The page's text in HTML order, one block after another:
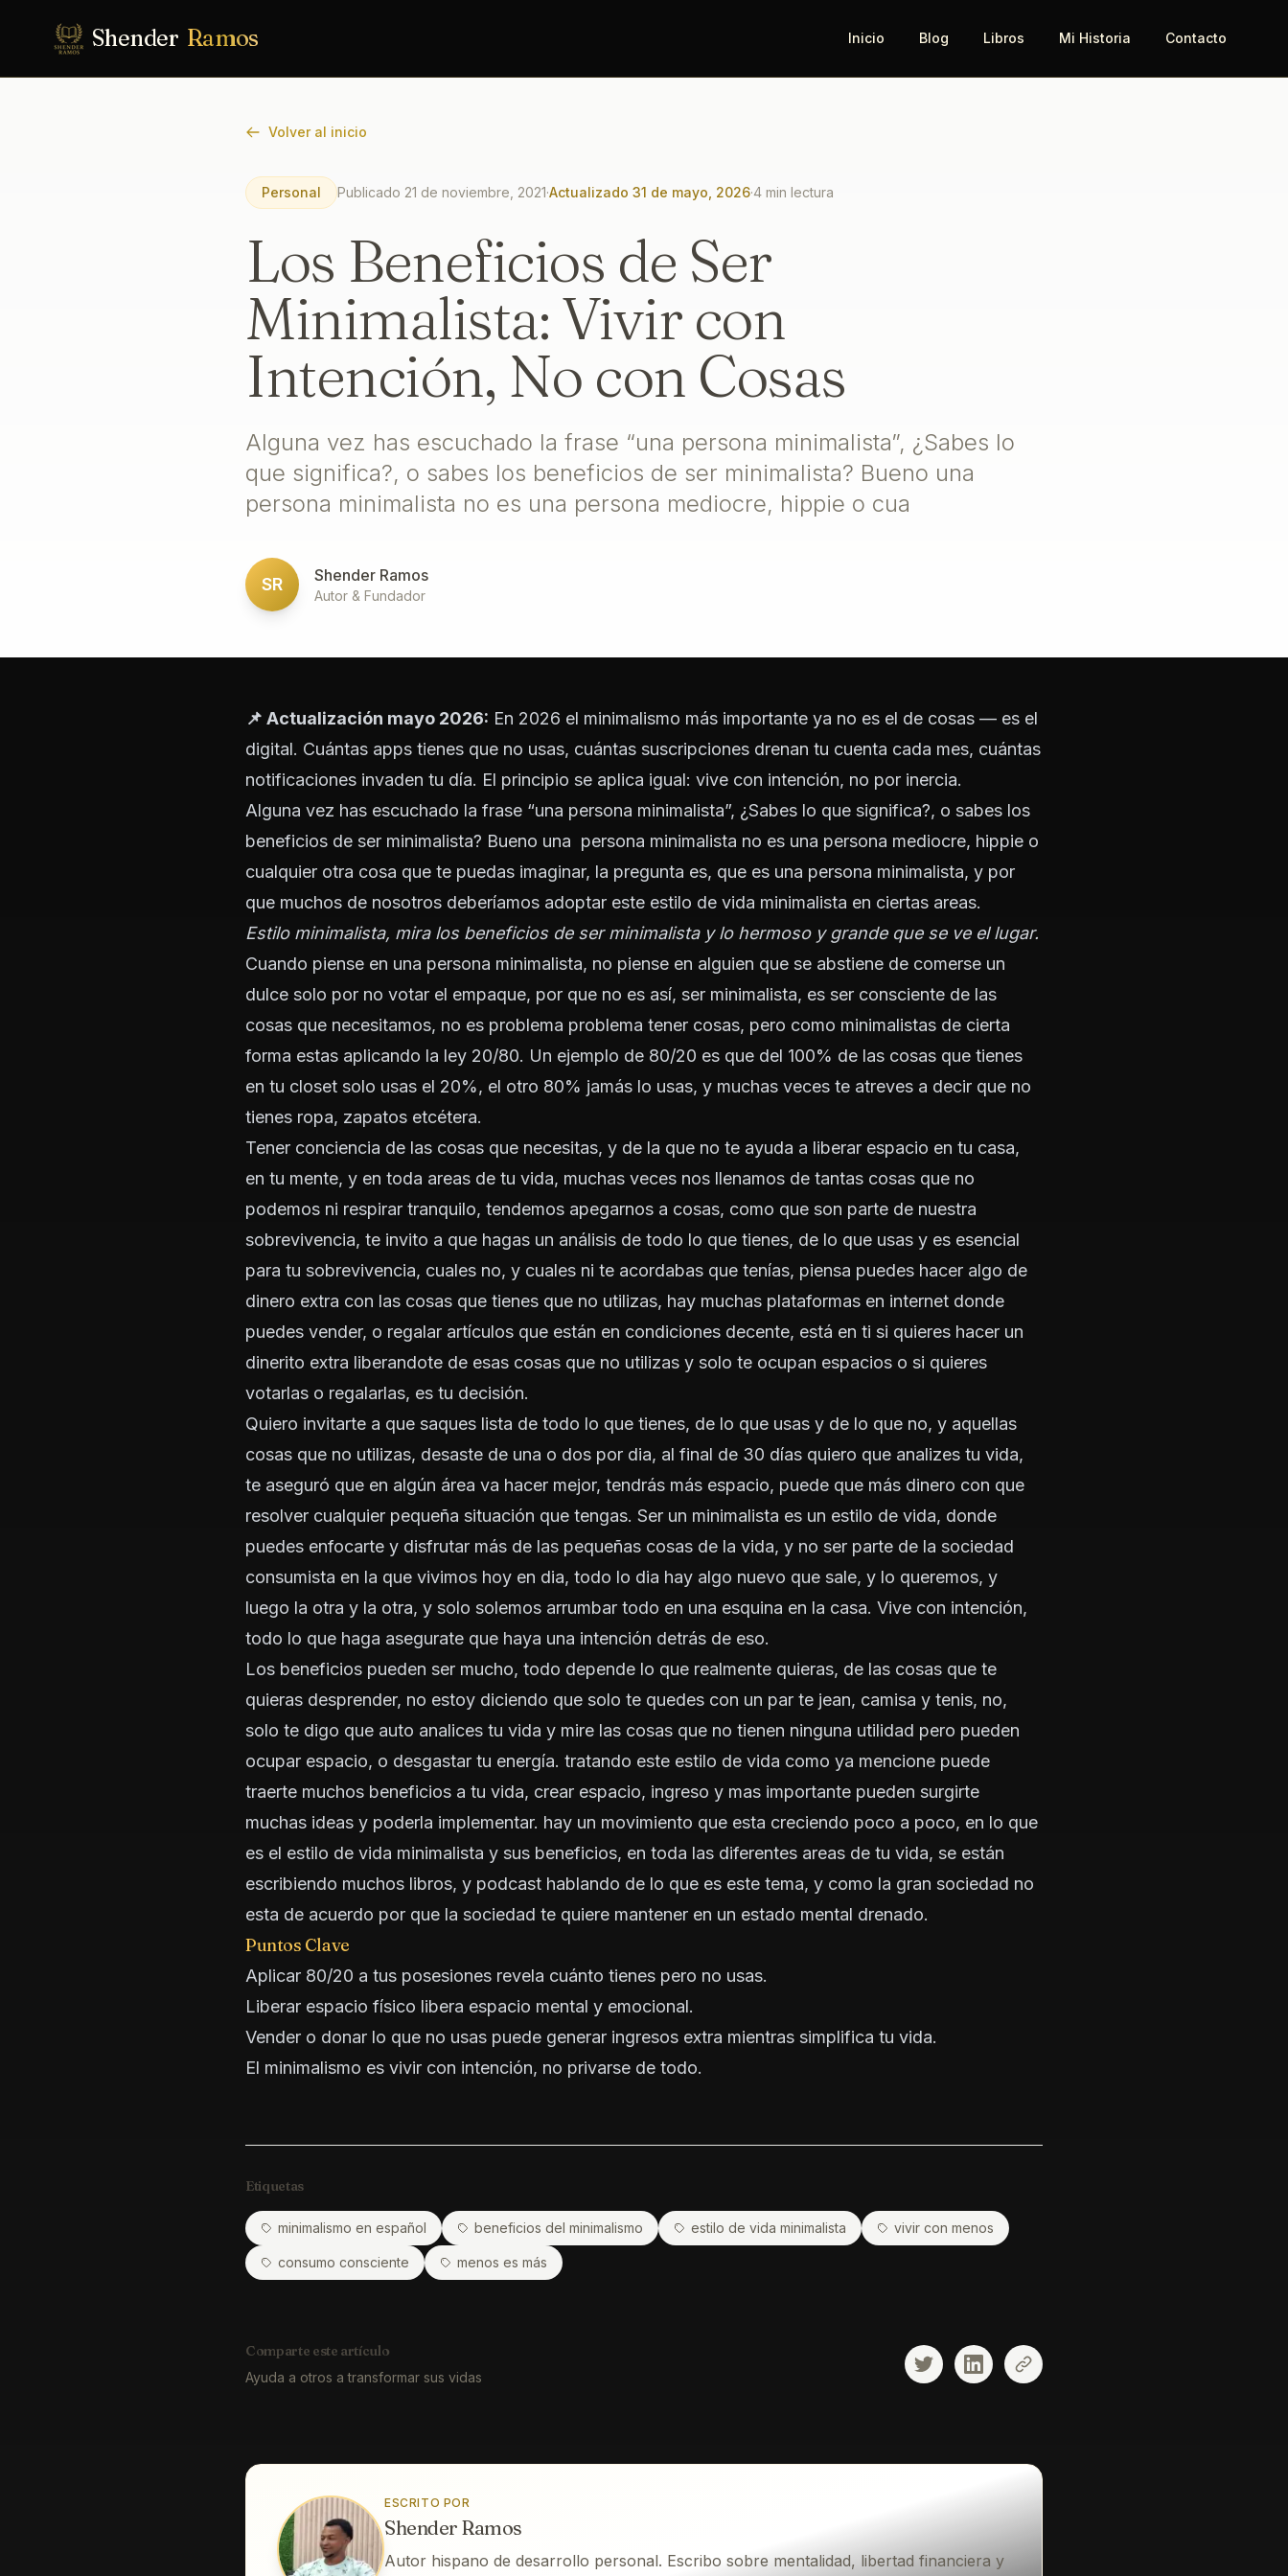
Shender Ramos Inicio Blog Libros Mi Historia Contacto
Volver al inicio
Personal Publicado 21 de noviembre, 2021·Actualizado 31 de mayo, 2026·4 min lectura
Los Beneficios de Ser
Minimalista: Vivir con
Intención, No con Cosas
Alguna vez has escuchado la frase “una persona minimalista”, ¿Sabes lo
que significa?, o sabes los beneficios de ser minimalista? Bueno una
persona minimalista no es una persona mediocre, hippie o cua
SR Shender Ramos
Autor & Fundador
📌 Actualización mayo 2026: En 2026 el minimalismo más importante ya no es el de cosas — es el
digital. Cuántas apps tienes que no usas, cuántas suscripciones drenan tu cuenta cada mes, cuántas
notificaciones invaden tu día. El principio se aplica igual: vive con intención, no por inercia.
Alguna vez has escuchado la frase “una persona minimalista”, ¿Sabes lo que significa?, o sabes los
beneficios de ser minimalista? Bueno una persona minimalista no es una persona mediocre, hippie o
cualquier otra cosa que te puedas imaginar, la pregunta es, que es una persona minimalista, y por
que muchos de nosotros deberíamos adoptar este estilo de vida minimalista en ciertas areas.
Estilo minimalista, mira los beneficios de ser minimalista y lo hermoso y grande que se ve el lugar.
Cuando piense en una persona minimalista, no piense en alguien que se abstiene de comerse un
dulce solo por no votar el empaque, por que no es así, ser minimalista, es ser consciente de las
cosas que necesitamos, no es problema problema tener cosas, pero como minimalistas de cierta
forma estas aplicando la ley 20/80. Un ejemplo de 80/20 es que del 100% de las cosas que tienes
en tu closet solo usas el 20%, el otro 80% jamás lo usas, y muchas veces te atreves a decir que no
tienes ropa, zapatos etcétera.
Tener conciencia de las cosas que necesitas, y de la que no te ayuda a liberar espacio en tu casa,
en tu mente, y en toda areas de tu vida, muchas veces nos llenamos de tantas cosas que no
podemos ni respirar tranquilo, tendemos apegarnos a cosas, como que son parte de nuestra
sobrevivencia, te invito a que hagas un análisis de todo lo que tienes, de lo que usas y es esencial
para tu sobrevivencia, cuales no, y cuales ni te acordabas que tenías, piensa puedes hacer algo de
dinero extra con las cosas que tienes que no utilizas, hay muchas plataformas en internet donde
puedes vender, o regalar artículos que están en condiciones decente, está en ti si quieres hacer un
dinerito extra liberandote de esas cosas que no utilizas y solo te ocupan espacios o si quieres
votarlas o regalarlas, es tu decisión.
Quiero invitarte a que saques lista de todo lo que tienes, de lo que usas y de lo que no, y aquellas
cosas que no utilizas, desaste de una o dos por dia, al final de 30 días quiero que analizes tu vida,
te aseguró que en algún área va hacer mejor, tendrás más espacio, puede que más dinero con que
resolver cualquier pequeña situación que tengas. Ser un minimalista es un estilo de vida, donde
puedes enfocarte y disfrutar más de las pequeñas cosas de la vida, y no ser parte de la sociedad
consumista en la que vivimos hoy en dia, todo lo dia hay algo nuevo que sale, y lo queremos, y
luego la otra y la otra, y solo solemos arrumbar todo en una esquina en la casa. Vive con intención,
todo lo que haga asegurate que haya una intención detrás de eso.
Los beneficios pueden ser mucho, todo depende lo que realmente quieras, de las cosas que te
quieras desprender, no estoy diciendo que solo te quedes con un par te jean, camisa y tenis, no,
solo te digo que auto analices tu vida y mire las cosas que no tienen ninguna utilidad pero pueden
ocupar espacio, o desgastar tu energía. tratando este estilo de vida como ya mencione puede
traerte muchos beneficios a tu vida, crear espacio, ingreso y mas importante pueden surgirte
muchas ideas y poderla implementar. hay un movimiento que esta creciendo poco a poco, en lo que
es el estilo de vida minimalista y sus beneficios, en toda las diferentes areas de tu vida, se están
escribiendo muchos libros, y podcast hablando de lo que es este tema, y como la gran sociedad no
esta de acuerdo por que la sociedad te quiere mantener en un estado mental drenado.
Puntos Clave
Aplicar 80/20 a tus posesiones revela cuánto tienes pero no usas.
Liberar espacio físico libera espacio mental y emocional.
Vender o donar lo que no usas puede generar ingresos extra mientras simplifica tu vida.
El minimalismo es vivir con intención, no privarse de todo.
Etiquetas
minimalismo en español beneficios del minimalismo estilo de vida minimalista vivir con menos
consumo consciente menos es más
Comparte este artículo
Ayuda a otros a transformar sus vidas Compartir en Twitter
Compartir en LinkedIn
Copiar enlace
ESCRITO POR
Shender Ramos
Autor hispano de desarrollo personal. Escribo sobre mentalidad, libertad financiera y